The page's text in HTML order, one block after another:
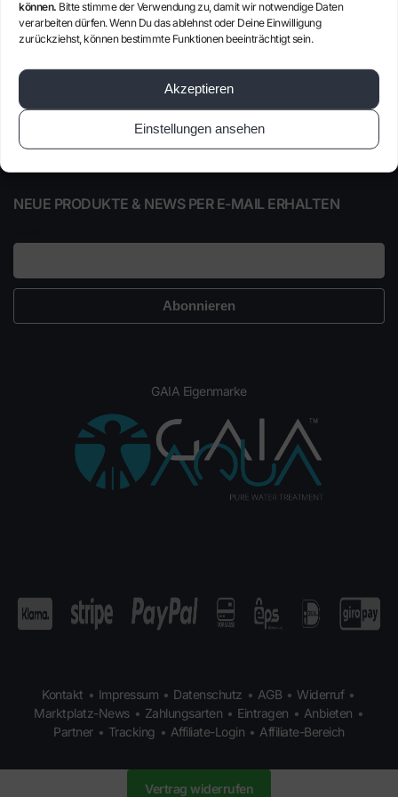
können. Bitte stimme der Verwendung zu, damit wir notwendige Daten
verarbeiten dürfen. Wenn Du das ablehnst oder Deine Einwilligung
zurückziehst, können bestimmte Funktionen beeinträchtigt sein.
Akzeptieren
Einstellungen ansehen
von Vorteilen bei vielen Produkten.
Alle Informationen im Mitgliederbereich der Gesellschaft für Autarkie
Noch kein Mitglied?
Jetzt anmelden!
NEUE PRODUKTE & NEWS PER E-MAIL ERHALTEN
GAIA Eigenmarke
Kontakt • Impressum • Datenschutz • AGB • Widerruf •
Marktplatz-News • Zahlungsarten • Eintragen • Anbieten •
Partner • Tracking • Affiliate-Login • Affiliate-Bereich
Vertrag widerrufen